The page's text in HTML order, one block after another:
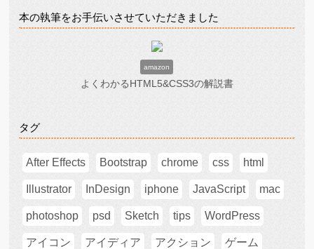
本の執筆をお手伝いさせていただきました
amazon
よくわかるHTML5&CSS3の解説書
タグ
After Effects Bootstrap chrome css html
Illustrator InDesign iphone JavaScript mac
photoshop psd Sketch tips WordPress
アイコン アイディア アクション ゲーム